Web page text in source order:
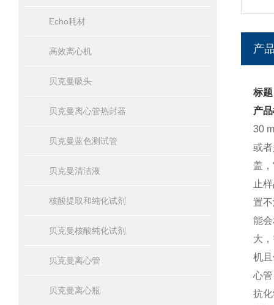
Echo耗材
高效离心机
贝克曼吸头
贝克曼离心管热封器
贝克曼蓝色测试管
贝克曼清洁液
核酸提取和纯化试剂
贝克曼核酸纯化试剂
贝克曼离心管
贝克曼离心瓶
产
标
产
30
或
盖
止
置
能
大
机
心
抗